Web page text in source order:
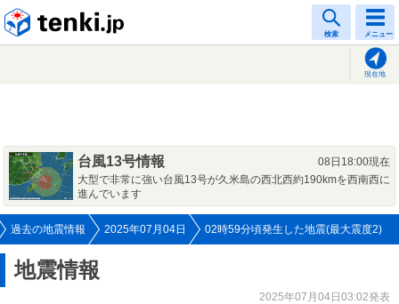
検索 メニュー
現在地
台風13号情報
08日18:00現在
大型で非常に強い台風13号が久米島の西北西約190kmを西南西に
進んでいます
過去の地震情報 2025年07月04日 02時59分頃発生した地震(最大震度2)
地震情報
2025年07月04日03:02発表